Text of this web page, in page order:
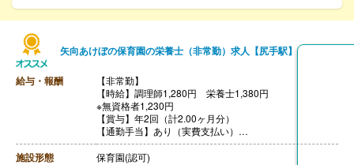
矢向あけぼの保育園の栄養士（非常勤）求人【尻手駅】
給与・報酬
【非常勤】
【時給】調理師1,280円 栄養士1,380円
※無資格者1,230円
【賞与】年2回（計2.00ヶ月分）
【通勤手当】あり（実費支払い）
【昇給】あり
施設形態 保育園(認可)